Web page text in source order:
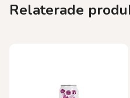
Relaterade